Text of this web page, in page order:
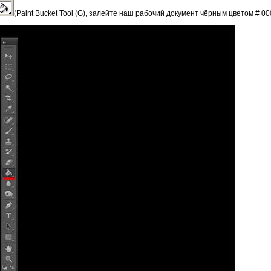
(Paint Bucket Tool (G), залейте наш рабочий документ чёрным цветом #